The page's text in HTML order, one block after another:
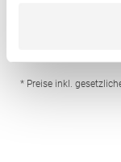
Produktsicherheit:
16, 9230 Svenstrup
* Preise inkl.